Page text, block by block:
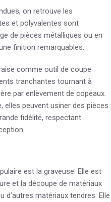
on retrouve les
et polyvalentes sont
de pièces métalliques ou en
finition remarquables.
comme outil de coupe
tranchantes tournant à
par enlèvement de copeaux.
elles peuvent usiner des pièces
fidélité, respectant
est la graveuse. Elle est
et la découpe de matériaux
d’autres matériaux tendres. Elle